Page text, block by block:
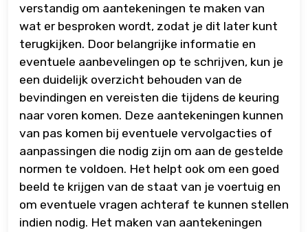
verstandig om aantekeningen te maken van
wat er besproken wordt, zodat je dit later kunt
terugkijken. Door belangrijke informatie en
eventuele aanbevelingen op te schrijven, kun je
een duidelijk overzicht behouden van de
bevindingen en vereisten die tijdens de keuring
naar voren komen. Deze aantekeningen kunnen
van pas komen bij eventuele vervolgacties of
aanpassingen die nodig zijn om aan de gestelde
normen te voldoen. Het helpt ook om een goed
beeld te krijgen van de staat van je voertuig en
om eventuele vragen achteraf te kunnen stellen
indien nodig. Het maken van aantekeningen